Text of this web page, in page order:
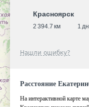
Красноярск
2 394.7 км 1
Нашли ошибку?
Расстояние
На интерактивной карте